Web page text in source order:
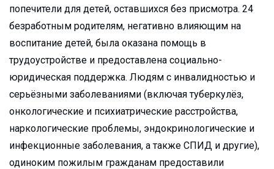
попечители для детей, оставшихся без присмотра. 24
безработным родителям, негативно влияющим на
воспитание детей, была оказана помощь в
трудоустройстве и предоставлена социально-
юридическая поддержка. Людям с инвалидностью и
серьёзными заболеваниями (включая туберкулёз,
онкологические и психиатрические расстройства,
наркологические проблемы, эндокринологические и
инфекционные заболевания, а также СПИД и другие),
одиноким пожилым гражданам предоставили